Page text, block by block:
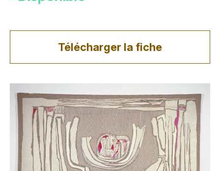
Télécharger la fiche